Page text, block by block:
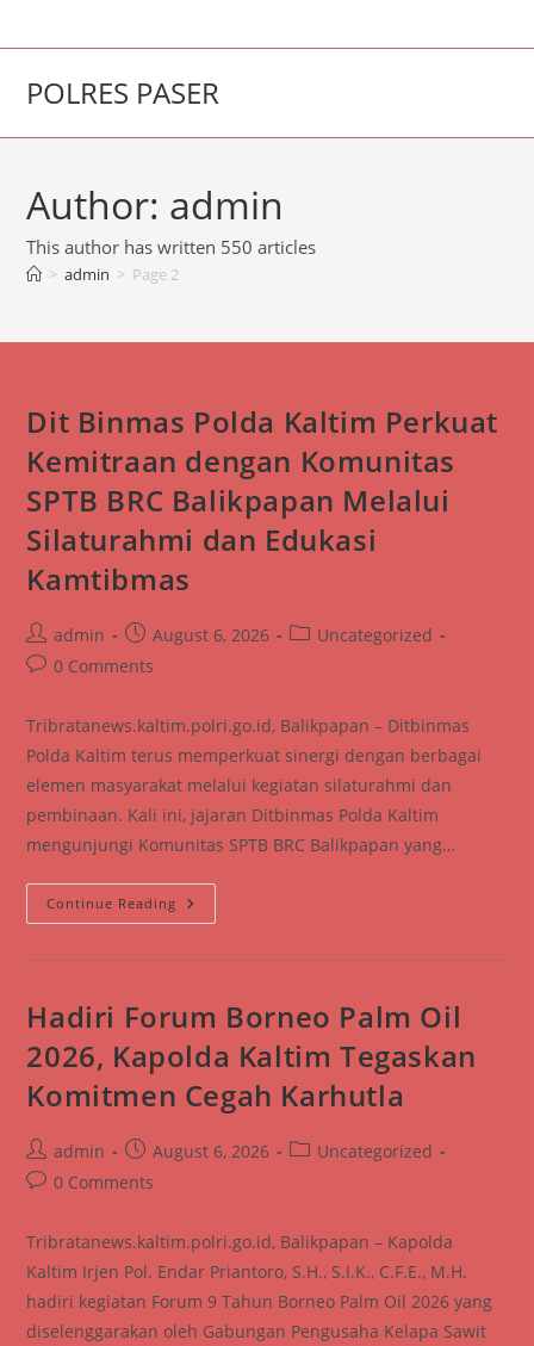
to
POLRES PASER
Author: admin
This author has written 550 articles
> admin > Page 2
Dit Binmas Polda Kaltim Perkuat
Kemitraan dengan Komunitas
SPTB BRC Balikpapan Melalui
Silaturahmi dan Edukasi
Kamtibmas
Post
author:
admin
Post
published:
August 6, 2026
PostUncategorized
Post0 Comments
Tribratanews.kaltim.polri.go.id, Balikpapan – Ditbinmas
Polda Kaltim terus memperkuat sinergi dengan berbagai
elemen masyarakat melalui kegiatan silaturahmi dan
pembinaan. Kali ini, jajaran Ditbinmas Polda Kaltim
mengunjungi Komunitas SPTB BRC Balikpapan yang…
Continue Reading Dit
Binmas
Dengan
Komunitas
BRC
Balikpapan
Melalui
Silaturahmi
Kamtibmas
Hadiri Forum Borneo Palm Oil
2026, Kapolda Kaltim Tegaskan
Komitmen Cegah Karhutla
Post
author:
admin
Post
published:
August 6, 2026
PostUncategorized
Post0 Comments
Tribratanews.kaltim.polri.go.id, Balikpapan – Kapolda
Kaltim Irjen Pol. Endar Priantoro, S.H., S.I.K., C.F.E., M.H.
hadiri kegiatan Forum 9 Tahun Borneo Palm Oil 2026 yang
diselenggarakan oleh Gabungan Pengusaha Kelapa Sawit